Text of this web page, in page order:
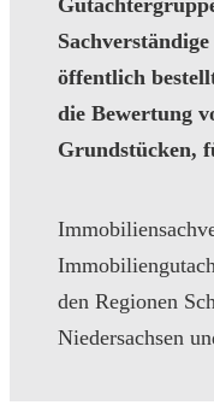
öffentlich
die Bewertung
Grundstücken,
den Regionen
Niedersachsen